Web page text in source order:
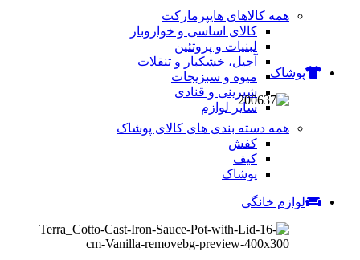
همه کالاهای هایپرمارکت
کالای اساسی و خواروبار
لبنیات و پروتئین
آجیل، خشکبار و تنقلات
میوه و سبزیجات
شیرینی و قنادی
سایر لوازم
پوشاک
همه دسته بندی های کالای پوشاک
کفش
کیف
پوشاک
لوازم خانگی